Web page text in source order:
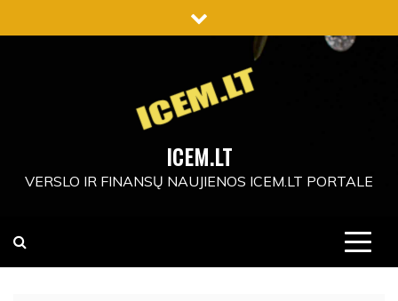
to
ICEM.LT
VERSLO IR FINANSŲ NAUJIENOS ICEM.LT PORTALE